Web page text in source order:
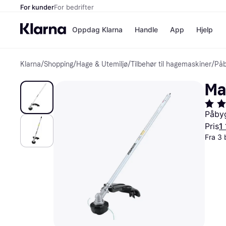
For kunderFor bedrifter
Oppdag Klarna
Betal nå
Betal i 3
Betal innen
Finansiering
Handle
Butikker
kicks.no
App Hjelp
Klarna/Shopping/Hage & Utemiljø/Tilbehør til hagemaskiner/
Pris1
Fra 3